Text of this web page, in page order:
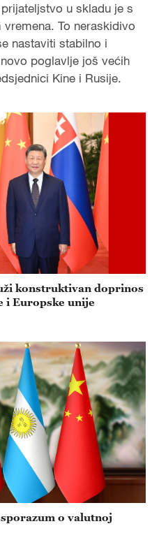
u skladu je s
To neraskidivo
nastaviti stabilno i
poglavlje još većih
Kine i Rusije.
konstruktivan doprinos
i Europske unije
o valutnoj